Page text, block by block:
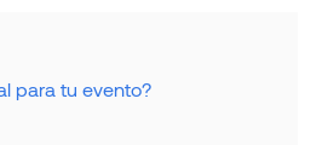
para tu evento?